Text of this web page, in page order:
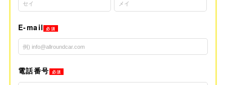
E-mail 必須
電話番号 必須